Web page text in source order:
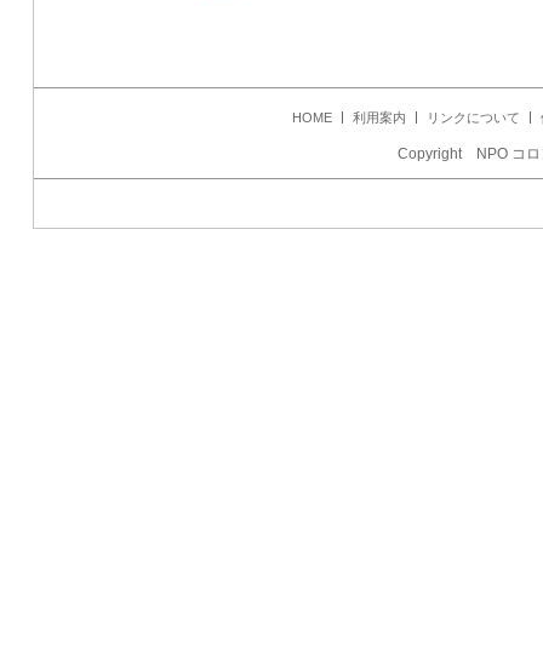
HOME 利用案内 リンクについて
Copyright NPO コロ